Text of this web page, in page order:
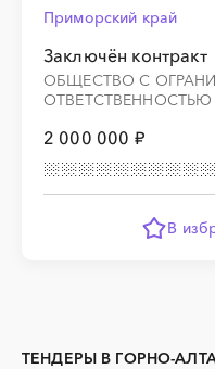
Приморский край
Заключён контракт
ОБЩЕСТВО С
2 000 000 ₽
В
ТЕНДЕРЫ В ГОРНО-